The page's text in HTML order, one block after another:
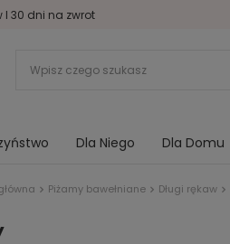
I 30 dni na zwrot
Dla Niego Dla Domu
Piżamy bawełniane Długi rękaw